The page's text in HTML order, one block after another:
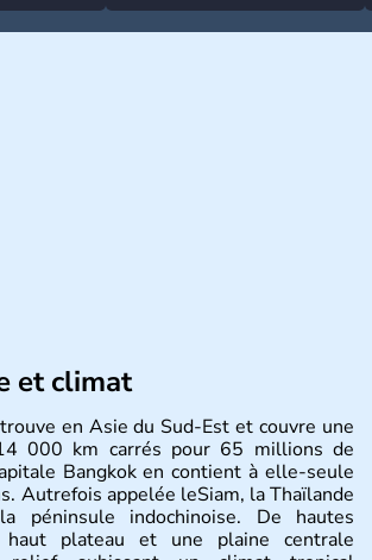
et climat
en Asie du Sud-Est et couvre une
000 km carrés pour 65 millions de
Bangkok en contient à elle-seule
Autrefois appelée leSiam, la Thaïlande
péninsule indochinoise. De hautes
haut plateau et une plaine centrale